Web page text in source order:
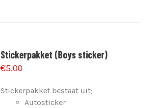
Stickerpakket (Boys sticker)
€5.00
Stickerpakket bestaat uit;
Autosticker